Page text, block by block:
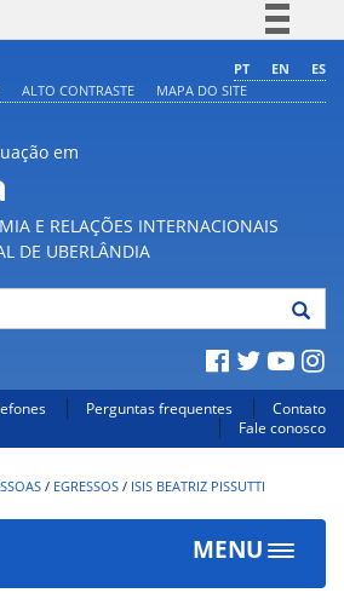
Comunica BR
PT EN
ES
ALTO CONTRASTE MAPA DO SITE
em
E RELAÇÕES INTERNACIONAIS
DE UBERLÂNDIA
Perguntas frequentes
Contato
Fale conosco
/ EGRESSOS / ISIS BEATRIZ PISSUTTI
MENU
Toggle